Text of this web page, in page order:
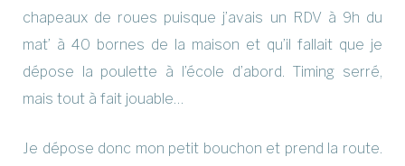
chapeaux de roues puisque j’avais un RDV à 9h du
mat’ à 40 bornes de la maison et qu’il fallait que je
dépose la poulette à l’école d’abord. Timing serré,
mais tout à fait jouable…
Je dépose donc mon petit bouchon et prend la route.